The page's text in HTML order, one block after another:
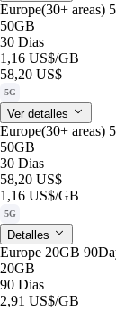
Europe(30+ areas)
50GB
30 Dias
1,16 US$/GB
58,20 US$
5G
Ver detalles
Europe(30+ areas)
50GB
30 Dias
58,20 US$
1,16 US$/GB
5G
Detalles
Europe 20GB
20GB
90 Dias
2,91 US$/GB